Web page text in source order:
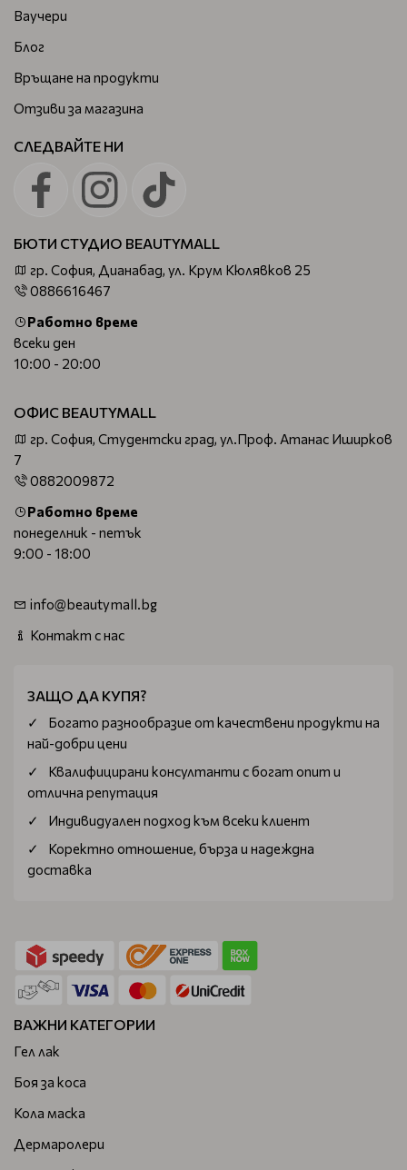
Ваучери
Блог
Връщане на продукти
Отзиви за магазина
СЛЕДВАЙТЕ НИ
БЮТИ СТУДИО BEAUTYMALL
гр. София, Дианабад, ул. Крум Кюлявков 25
0886616467
Работно време
всеки ден
10:00 - 20:00
ОФИС BEAUTYMALL
гр. София, Студентски град, ул.Проф. Атанас Иширков
7
0882009872
Работно време
понеделник - петък
9:00 - 18:00
info@beautymall.bg
Контакт с нас
ЗАЩО ДА КУПЯ?
Богатo разнообразие от качествени продукти на
най-добри цени
Квалифицирани консултанти с богат опит и
отлична репутация
Индивидуален подход към всеки клиент
Коректно отношение, бърза и надеждна
доставка
ВАЖНИ КАТЕГОРИИ
Гел лак
Боя за коса
Кола маска
Дермаролери